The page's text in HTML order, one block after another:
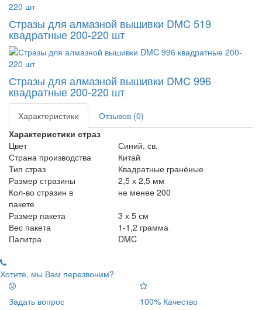
Стразы для алмазной вышивки DMC 519
квадратные 200-220 шт
Стразы для алмазной вышивки DMC 996
квадратные 200-220 шт
Характеристики
Отзывов (0)
Характеристики страз
Цвет
Синий, св.
Страна производства
Китай
Тип страз
Квадратные гранёные
Размер стразины
2,5 х 2,5 мм
Кол-во стразин в
пакете
не менее 200
Размер пакета
3 х 5 см
Вес пакета
1-1,2 грамма
Палитра
DMC
Хотите, мы Вам перезвоним?
Задать вопрос
100% Качество